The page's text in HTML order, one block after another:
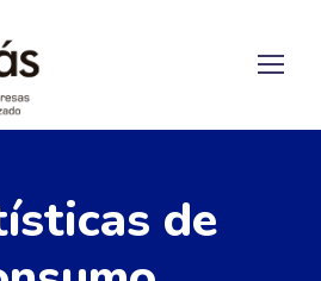
de